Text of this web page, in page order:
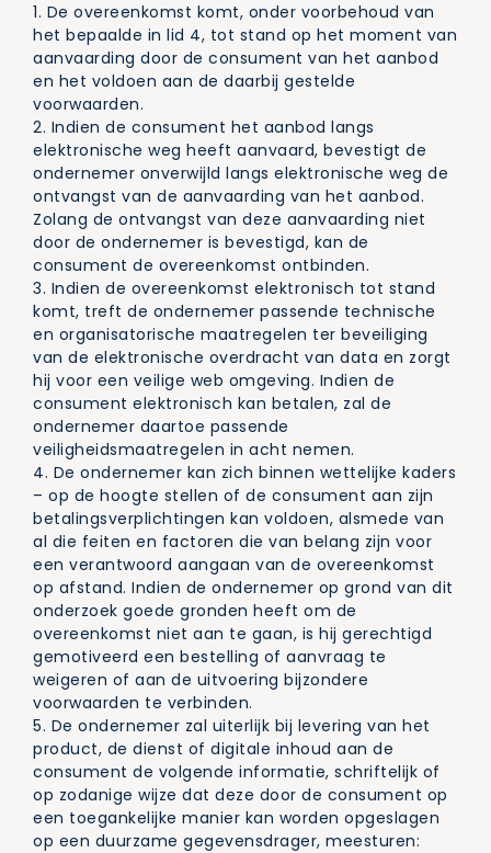
1. De overeenkomst komt, onder voorbehoud van
het bepaalde in lid 4, tot stand op het moment van
aanvaarding door de consument van het aanbod
en het voldoen aan de daarbij gestelde
voorwaarden.
2. Indien de consument het aanbod langs
elektronische weg heeft aanvaard, bevestigt de
ondernemer onverwijld langs elektronische weg de
ontvangst van de aanvaarding van het aanbod.
Zolang de ontvangst van deze aanvaarding niet
door de ondernemer is bevestigd, kan de
consument de overeenkomst ontbinden.
3. Indien de overeenkomst elektronisch tot stand
komt, treft de ondernemer passende technische
en organisatorische maatregelen ter beveiliging
van de elektronische overdracht van data en zorgt
hij voor een veilige web omgeving. Indien de
consument elektronisch kan betalen, zal de
ondernemer daartoe passende
veiligheidsmaatregelen in acht nemen.
4. De ondernemer kan zich binnen wettelijke kaders
– op de hoogte stellen of de consument aan zijn
betalingsverplichtingen kan voldoen, alsmede van
al die feiten en factoren die van belang zijn voor
een verantwoord aangaan van de overeenkomst
op afstand. Indien de ondernemer op grond van dit
onderzoek goede gronden heeft om de
overeenkomst niet aan te gaan, is hij gerechtigd
gemotiveerd een bestelling of aanvraag te
weigeren of aan de uitvoering bijzondere
voorwaarden te verbinden.
5. De ondernemer zal uiterlijk bij levering van het
product, de dienst of digitale inhoud aan de
consument de volgende informatie, schriftelijk of
op zodanige wijze dat deze door de consument op
een toegankelijke manier kan worden opgeslagen
op een duurzame gegevensdrager, meesturen: